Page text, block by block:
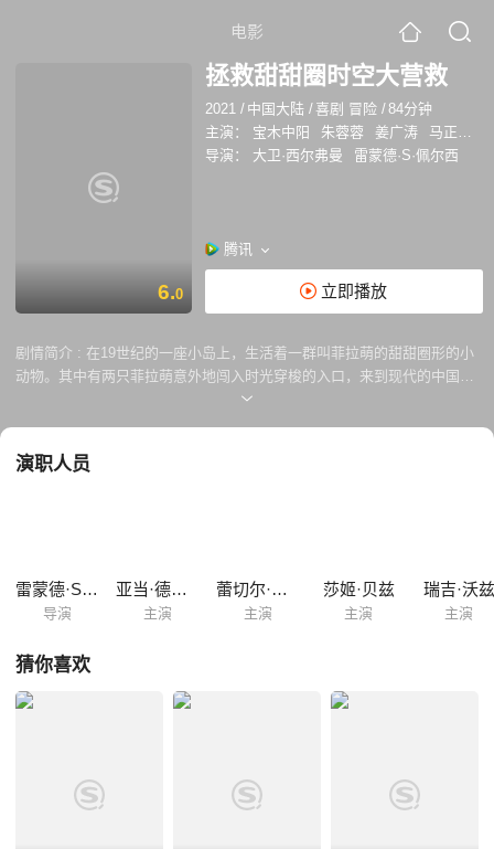
电影
6.0
拯救甜甜圈时空大营救
2021 / 中国大陆 /喜剧 冒险 /84分钟
主演：
宝木中阳 朱蓉蓉 姜广涛 马正阳
导演：
大卫·西尔弗曼 雷蒙德·S·佩尔西
腾讯
立即播放
剧情简介 : 在19世纪的一座小岛上，生活着一群叫菲拉萌的甜甜圈形的小
动物。其中有两只菲拉萌意外地闯入时光穿梭的入口，来到现代的中国上
海，在那里，他们发现菲拉萌已经灭绝！为了挽救种族的灭绝命运，他们
演职人员
雷蒙德·S·佩尔西
导演
亚当·德维尼
主演
蕾切尔·布鲁姆
主演
莎姬·贝兹
主演
瑞吉·沃兹
主演
猜你喜欢